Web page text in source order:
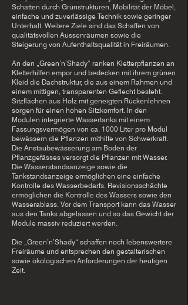
Schatten durch Grünstrukturen, Mobilität der Möbel,
einfache und zuverlässige Technik sowie geringer
Unterhalt. Weitere Ziele sind das Schaffen von
qualitätsvollen Aussenräumen sowie die
Steigerung von Aufenthaltsqualität in Freiräumen.
An den „Green’n’Shady“ ranken Kletterpflanzen an
Kletterhilfen empor und bedecken mit ihrem grünen
Kleid die Dachstruktur, die aus einem Rahmen und
einem mittigen, transparenten Geflecht besteht.
Sitzflächen aus Holz mit geneigten Rückenlehnen
sorgen für einen hohen Sitzkomfort. In den
Modulen integrierte Wassertanks mit einem
Fassungsvermögen von ca. 1000 Liter pro Modul
bewässern die Pflanzen mithilfe von Schwerkraft.
Die Anstaubewässerung am Boden der
Pflanzgefässes versorgt die Pflanzen mit Wasser.
Die Wasserstandsanzeige sowie die
Tankstandsanzeige ermöglichen eine einfache
Kontrolle des Wasserbedarfs. Revisionsschächte
ermöglichen die Kontrolle des Wassers sowie den
Wasserablass. Vor dem Transport kann das Wasser
aus den Tanks abgelassen und so das Gewicht der
Module massiv reduziert werden.
Die „Green’n’Shady“ schaffen noch lebenswertere
Freiräume und entsprechen den gestalterischen
sowie ökologischen Anforderungen der heutigen
Zeit.